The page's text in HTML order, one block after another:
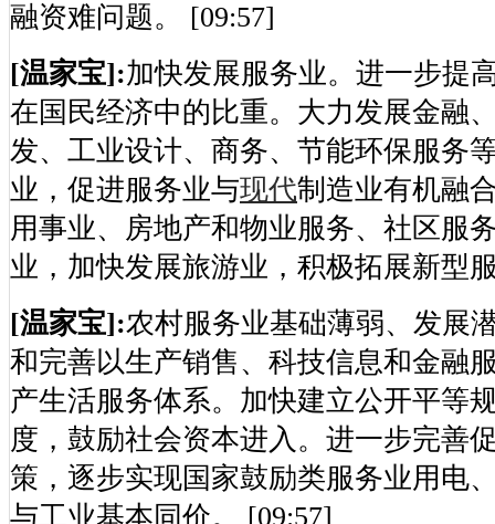
融资难问题。 [09:57]
[温家宝]:加快发展服务业。进一步提
在国民经济中的比重。大力发展金融
发、工业设计、商务、节能环保服务
业，促进服务业与现代制造业有机融
用事业、房地产和物业服务、社区服
业，加快发展旅游业，积极拓展新型
[温家宝]:农村服务业基础薄弱、发展
和完善以生产销售、科技信息和金融
产生活服务体系。加快建立公开平等
度，鼓励社会资本进入。进一步完善
策，逐步实现国家鼓励类服务业用电
与工业基本同价。 [09:57]